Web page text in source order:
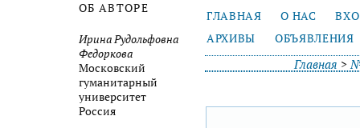
ОБ АВТОРЕ
Ирина Рудольфовна
Федоркова
Московский
гуманитарный
университет
Россия
ГЛАВНАЯ О НАС
АРХИВЫ
ОБЪЯВЛЕНИЯ
Главная >